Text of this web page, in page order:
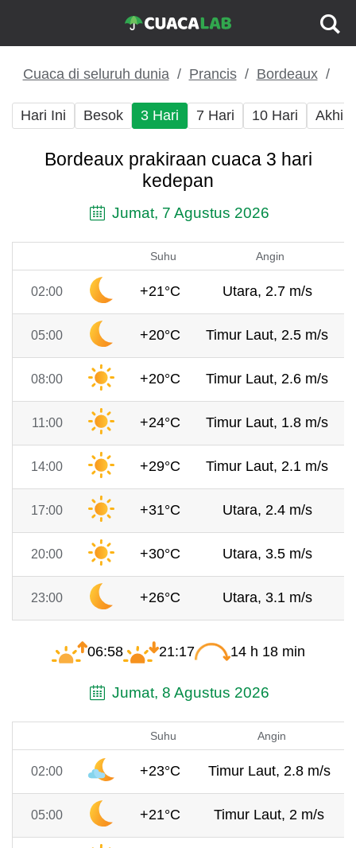
Cuaca di seluruh dunia Prancis Bordeaux
Hari Ini Besok 3 Hari 7 Hari 10 Hari Akhir
Bordeaux prakiraan cuaca 3 hari
kedepan
Jumat, 7 Agustus 2026
Suhu Angin
02:00 +21°C Utara, 2.7 m/s
05:00 +20°C Timur Laut, 2.5 m/s
08:00 +20°C Timur Laut, 2.6 m/s
11:00 +24°C Timur Laut, 1.8 m/s
14:00 +29°C Timur Laut, 2.1 m/s
17:00 +31°C Utara, 2.4 m/s
20:00 +30°C Utara, 3.5 m/s
23:00 +26°C Utara, 3.1 m/s
06:58 21:17 14 h 18 min
Jumat, 8 Agustus 2026
Suhu Angin
02:00 +23°C Timur Laut, 2.8 m/s
05:00 +21°C Timur Laut, 2 m/s